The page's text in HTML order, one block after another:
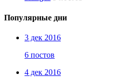
Популярные дни
3 дек 2016
6 постов
4 дек 2016